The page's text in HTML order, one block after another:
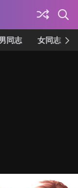
同志 女同志